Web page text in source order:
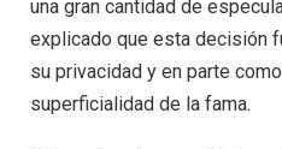
una gran cantidad de
explicado que esta decisión
su privacidad y en parte
superficialidad de la fama.